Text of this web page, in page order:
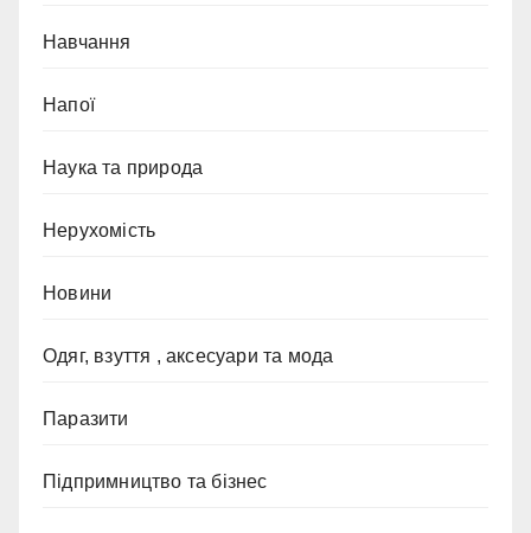
Навчання
Напої
Наука та природа
Нерухомість
Новини
Одяг, взуття , аксесуари та мода
Паразити
Підпримництво та бізнес